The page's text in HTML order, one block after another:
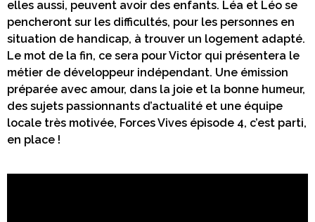
elles aussi, peuvent avoir des enfants. Léa et Léo se
pencheront sur les difficultés, pour les personnes en
situation de handicap, à trouver un logement adapté.
Le mot de la fin, ce sera pour Victor qui présentera le
métier de développeur indépendant. Une émission
préparée avec amour, dans la joie et la bonne humeur,
des sujets passionnants d’actualité et une équipe
locale très motivée, Forces Vives épisode 4, c’est parti,
en place !